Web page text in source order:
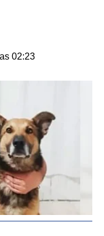
02:23